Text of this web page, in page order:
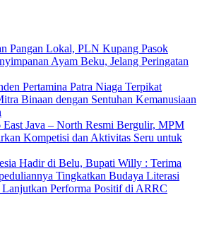
Pangan Lokal, PLN Kupang Pasok
Ayam Beku, Jelang Peringatan
Pertamina Patra Niaga Terpikat
Binaan dengan Sentuhan Kemanusiaan
Java – North Resmi Bergulir, MPM
Kompetisi dan Aktivitas Seru untuk
Hadir di Belu, Bupati Willy : Terima
Tingkatkan Budaya Literasi
Performa Positif di ARRC